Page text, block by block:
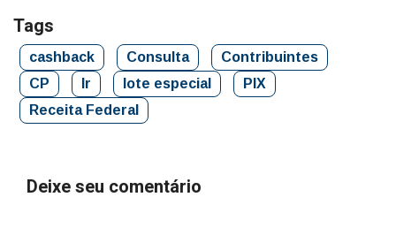
Tags
cashback Consulta
Contribuintes
CP
Ir lote especial
PIX
Receita Federal
Deixe seu comentário